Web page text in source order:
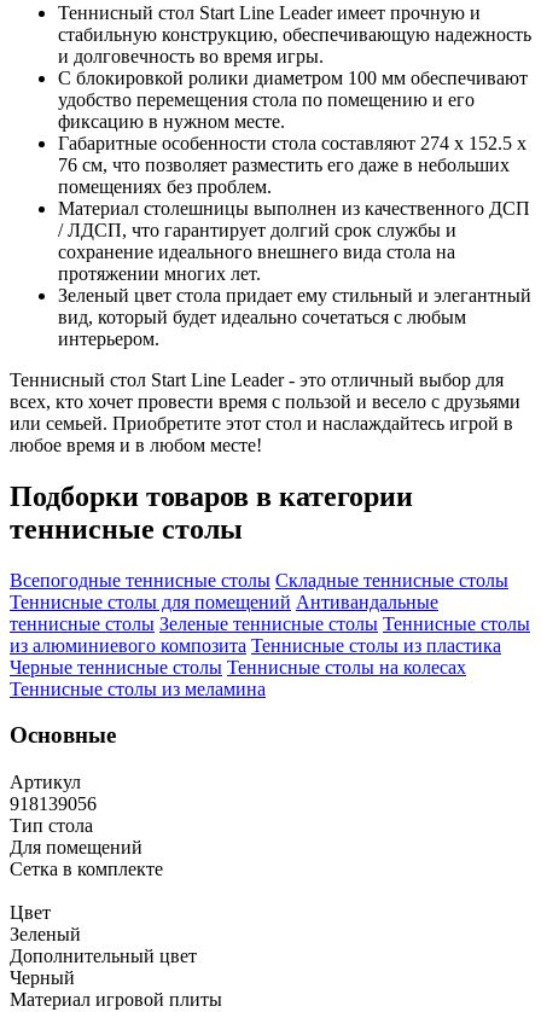
Теннисный стол Start Line Leader имеет прочную и
стабильную конструкцию, обеспечивающую надежность
и долговечность во время игры.
С блокировкой ролики диаметром 100 мм обеспечивают
удобство перемещения стола по помещению и его
фиксацию в нужном месте.
Габаритные особенности стола составляют 274 x 152.5 x
76 см, что позволяет разместить его даже в небольших
помещениях без проблем.
Материал столешницы выполнен из качественного ДСП
/ ЛДСП, что гарантирует долгий срок службы и
сохранение идеального внешнего вида стола на
протяжении многих лет.
Зеленый цвет стола придает ему стильный и элегантный
вид, который будет идеально сочетаться с любым
интерьером.
Теннисный стол Start Line Leader - это отличный выбор для
всех, кто хочет провести время с пользой и весело с друзьями
или семьей. Приобретите этот стол и наслаждайтесь игрой в
любое время и в любом месте!
Подборки товаров в категории
теннисные столы
Всепогодные теннисные столы Складные теннисные столы
Теннисные столы для помещений Антивандальные
теннисные столы Зеленые теннисные столы Теннисные столы
из алюминиевого композита Теннисные столы из пластика
Черные теннисные столы Теннисные столы на колесах
Теннисные столы из меламина
Основные
Артикул
918139056
Тип стола
Для помещений
Сетка в комплекте
Цвет
Зеленый
Дополнительный цвет
Черный
Материал игровой плиты